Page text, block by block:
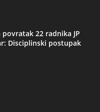
22 radnika JP
Disciplinski postupak